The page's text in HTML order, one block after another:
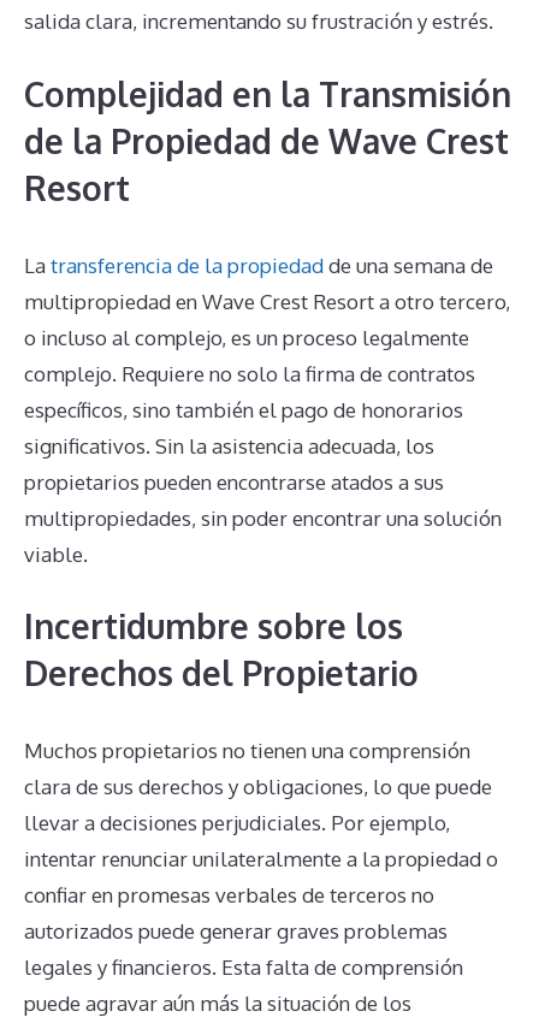
salida clara, incrementando su frustración y estrés.
Complejidad en la Transmisión
de la Propiedad de Wave Crest
Resort
Latransferencia de la propiedadde una semana de
multipropiedad en Wave Crest Resort a otro tercero,
o incluso al complejo, es un proceso legalmente
complejo. Requiere no solo la firma de contratos
específicos, sino también el pago de honorarios
significativos. Sin la asistencia adecuada, los
propietarios pueden encontrarse atados a sus
multipropiedades, sin poder encontrar una solución
viable.
Incertidumbre sobre los
Derechos del Propietario
Muchos propietarios no tienen una comprensión
clara de sus derechos y obligaciones, lo que puede
llevar a decisiones perjudiciales. Por ejemplo,
intentar renunciar unilateralmente a la propiedad o
confiar en promesas verbales de terceros no
autorizados puede generar graves problemas
legales y financieros. Esta falta de comprensión
puede agravar aún más la situación de los